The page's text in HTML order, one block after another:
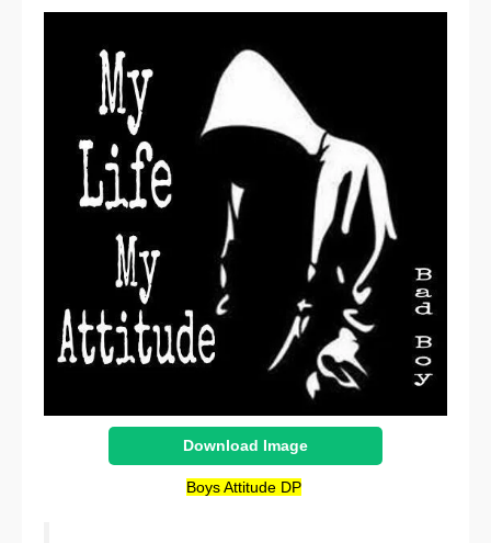
Download Image
Boys Attitude DP